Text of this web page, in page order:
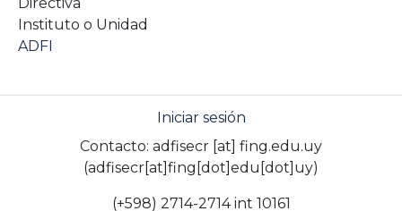
Directiva
Instituto o Unidad
ADFI
Iniciar sesión
Contacto: adfisecr [at] fing.edu.uy
(adfisecr[at]fing[dot]edu[dot]uy)
(+598) 2714-2714 int 10161